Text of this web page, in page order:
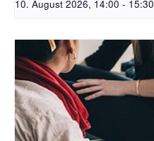
10. August 2026, 14:00 - 15:30